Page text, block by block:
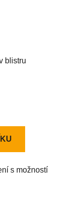
blistru
s možností